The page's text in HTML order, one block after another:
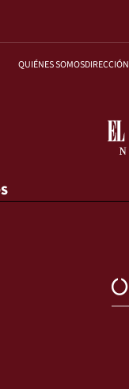
QUIÉNES SOMOSDIRECCIÓN